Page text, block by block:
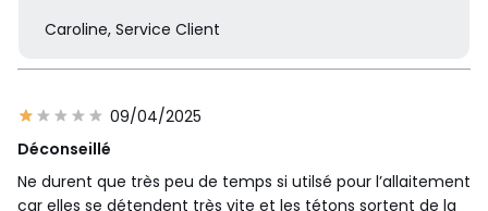
Caroline, Service Client
09/04/2025
Déconseillé
Ne durent que très peu de temps si utilsé pour l’allaitement
car elles se détendent très vite et les tétons sortent de la